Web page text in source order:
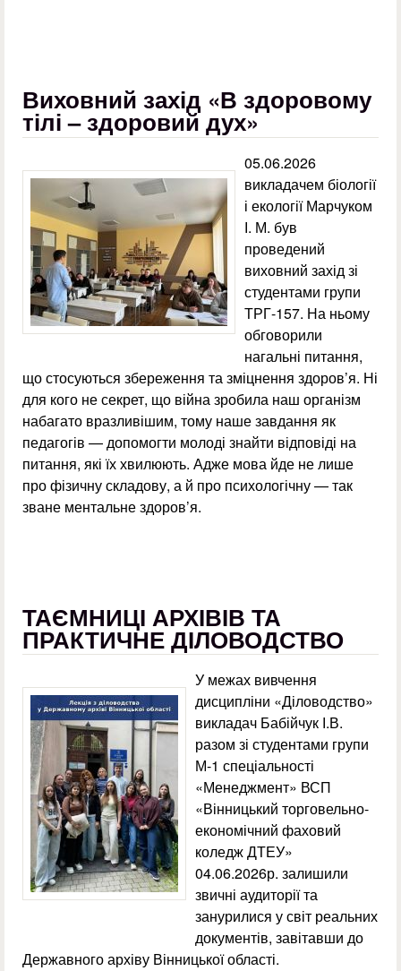
Виховний захід «В здоровому
тілі – здоровий дух»
05.06.2026
викладачем біології
і екології Марчуком
І. М. був
проведений
виховний захід зі
студентами групи
ТРГ-157. На ньому
обговорили
нагальні питання,
що стосуються збереження та зміцнення здоров’я. Ні
для кого не секрет, що війна зробила наш організм
набагато вразливішим, тому наше завдання як
педагогів — допомогти молоді знайти відповіді на
питання, які їх хвилюють. Адже мова йде не лише
про фізичну складову, а й про психологічну — так
зване ментальне здоров’я.
ТАЄМНИЦІ АРХІВІВ ТА
ПРАКТИЧНЕ ДІЛОВОДСТВО
У межах вивчення
дисципліни «Діловодство»
викладач Бабійчук І.В.
разом зі студентами групи
М-1 спеціальності
«Менеджмент» ВСП
«Вінницький торговельно-
економічний фаховий
коледж ДТЕУ»
04.06.2026р. залишили
звичні аудиторії та
занурилися у світ реальних
документів, завітавши до
Державного архіву Вінницької області.